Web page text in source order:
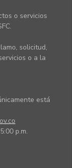
o servicios
solicitud,
o a la
está
p.m.